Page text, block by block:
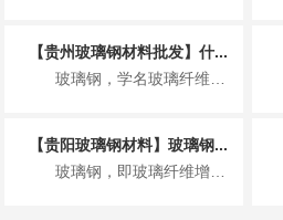
【贵州玻璃钢材料批发】什...
玻璃钢，学名玻璃纤维增强塑料（GFRP/FRP），是一种以合成树脂为基体、玻璃...
【贵阳玻璃钢材料】玻璃钢...
玻璃钢，即玻璃纤维增强塑料，是一种以玻璃纤维为增强材料、树脂为基体的复合材料。...